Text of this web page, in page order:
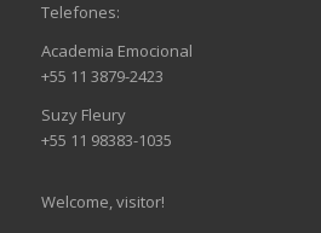
Telefones:
Academia Emocional
+55 11 3879-2423
Suzy Fleury
+55 11 98383-1035
Welcome, visitor!